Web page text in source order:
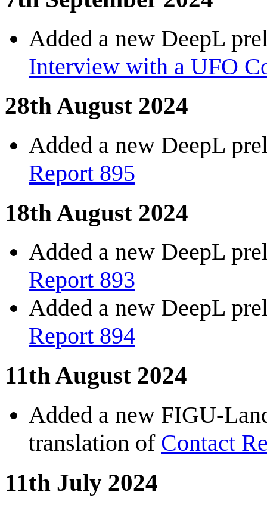
Added a new DeepL
Interview with a UFO
28th August 2024
Added a new DeepL
Report 895
18th August 2024
Added a new DeepL
Report 893
Added a new DeepL
Report 894
11th August 2024
Added a new FIGU-
translation of Contact
11th July 2024